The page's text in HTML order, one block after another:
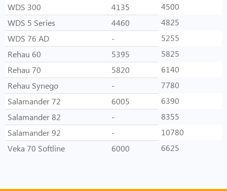
WDS 300 4135
4500
WDS 5 Series
4460
4825
WDS 76 AD
-
5255
Rehau 60
5395
5825
Rehau 70
5820
6140
Rehau Synego
-
7780
Salamander 72
6005
6390
Salamander 82
-
8355
Salamander 92
-
10780
Veka 70 Softline
6000 6625